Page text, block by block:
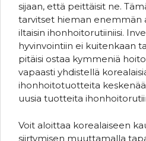
sijaan, että peittäisit ne.
tarvitset hieman enemmän
iltaisin ihonhoitorutiiniisi.
hyvinvointiin ei kuitenkaan
pitäisi ostaa kymmeniä
vapaasti yhdistellä
ihonhoitotuotteita
uusia tuotteita
Voit aloittaa korealaiseen
siirtymisen muuttamalla